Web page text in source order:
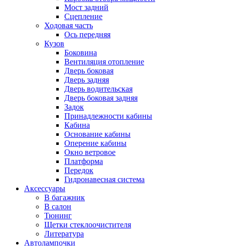
Мост задний
Сцепление
Ходовая часть
Ось передняя
Кузов
Боковина
Вентиляция отопление
Дверь боковая
Дверь задняя
Дверь водительская
Дверь боковая задняя
Задок
Принадлежности кабины
Кабина
Основание кабины
Оперение кабины
Окно ветровое
Платформа
Передок
Гидронавесная система
Аксессуары
В багажник
В салон
Тюнинг
Щетки стеклоочистителя
Литература
Автолампочки